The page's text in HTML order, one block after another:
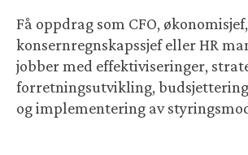
Få oppdrag som CFO, økonomisjef,
konsernregnskapssjef eller HR
jobber med effektiviseringer,
forretningsutvikling,
og implementering av